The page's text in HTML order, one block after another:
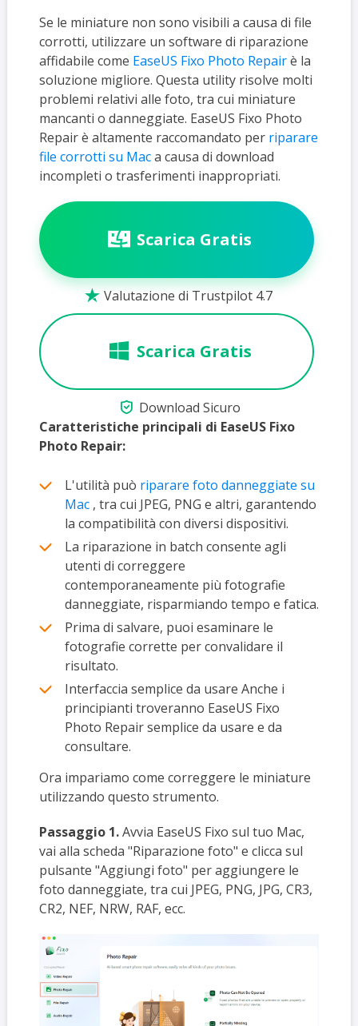
Se le miniature non sono visibili a causa di file
corrotti, utilizzare un software di riparazione
affidabile come EaseUS Fixo Photo Repairè la
soluzione migliore. Questa utility risolve molti
problemi relativi alle foto, tra cui miniature
mancanti o danneggiate. EaseUS Fixo Photo
Repair è altamente raccomandato per riparare
file corrotti su Maca causa di download
incompleti o trasferimenti inappropriati.
Scarica Gratis
 Valutazione di Trustpilot 4.7
Scarica Gratis
 Download Sicuro
Caratteristiche principali di EaseUS Fixo
Photo Repair:
L'utilità può riparare foto danneggiate su
Mac, tra cui JPEG, PNG e altri, garantendo
la compatibilità con diversi dispositivi.
La riparazione in batch consente agli
utenti di correggere
contemporaneamente più fotografie
danneggiate, risparmiando tempo e fatica.
Prima di salvare, puoi esaminare le
fotografie corrette per convalidare il
risultato.
Interfaccia semplice da usare Anche i
principianti troveranno EaseUS Fixo
Photo Repair semplice da usare e da
consultare.
Ora impariamo come correggere le miniature
utilizzando questo strumento.
Passaggio 1.Avvia EaseUS Fixo sul tuo Mac,
vai alla scheda "Riparazione foto" e clicca sul
pulsante "Aggiungi foto" per aggiungere le
foto danneggiate, tra cui JPEG, PNG, JPG, CR3,
CR2, NEF, NRW, RAF, ecc.